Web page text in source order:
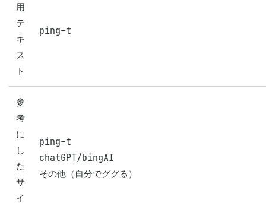
用
テ
キ
ス
ト
ping-t
参
考
に
し
た
サ
イ
ping-t
chatGPT/bingAI
その他（自分でググる）